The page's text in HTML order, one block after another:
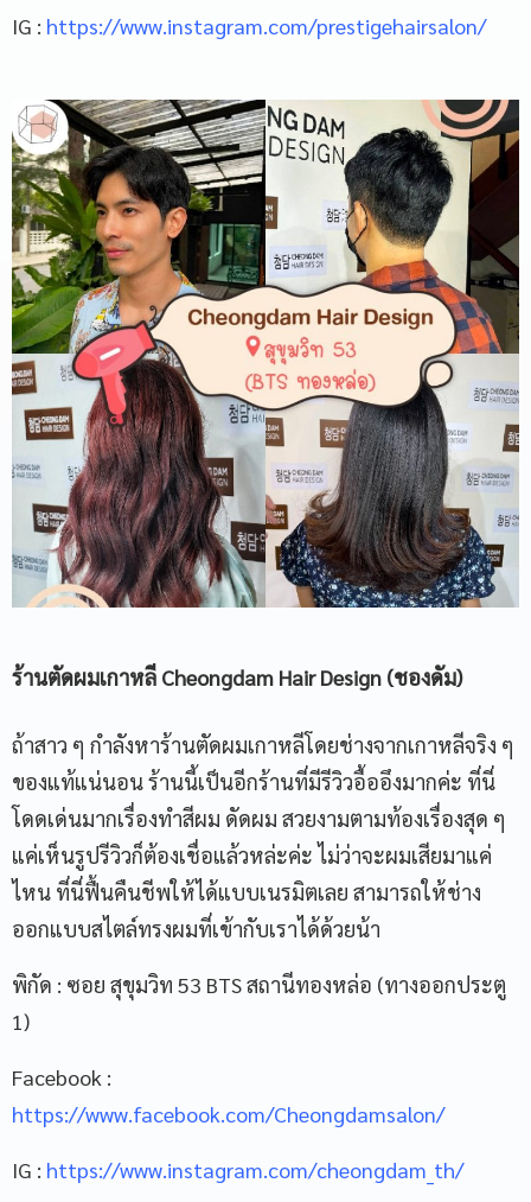
IG : https://www.instagram.com/prestigehairsalon/
ร้านตัดผมเกาหลี Cheongdam Hair Design (ชองดัม)
ถ้าสาว ๆ กำลังหาร้านตัดผมเกาหลีโดยช่างจากเกาหลีจริง ๆ
ของแท้แน่นอน ร้านนี้เป็นอีกร้านที่มีรีวิวอื้ออึงมากค่ะ ที่นี่
โดดเด่นมากเรื่องทำสีผม ดัดผม สวยงามตามท้องเรื่องสุด ๆ
แค่เห็นรูปรีวิวก็ต้องเชื่อแล้วหล่ะค่ะ ไม่ว่าจะผมเสียมาแค่
ไหน ที่นี่ฟื้นคืนชีพให้ได้แบบเนรมิตเลย สามารถให้ช่าง
ออกแบบสไตล์ทรงผมที่เข้ากับเราได้ด้วยน้า
พิกัด : ซอย สุขุมวิท 53 BTS สถานีทองหล่อ (ทางออกประตู
1)
Facebook :
https://www.facebook.com/Cheongdamsalon/
IG : https://www.instagram.com/cheongdam_th/